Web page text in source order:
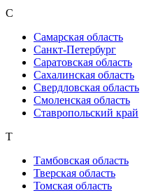
С
Самарская область
Санкт-Петербург
Саратовская область
Сахалинская область
Свердловская область
Смоленская область
Ставропольский край
Т
Тамбовская область
Тверская область
Томская область